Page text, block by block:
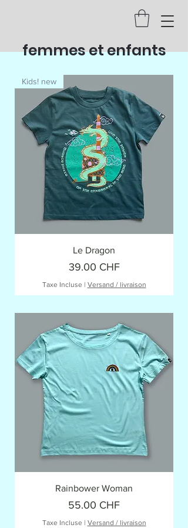
Kids! new
Le Dragon
Prix
39.00 CHF
Taxe Incluse | Versand / livraison
Rainbower Woman
Prix
55.00 CHF
Taxe Incluse | Versand / livraison
femmes et enfants